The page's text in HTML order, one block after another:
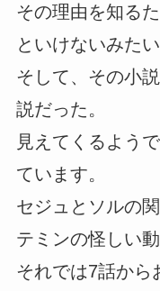
その理由を知る
といけないみたい
そして、その小
説だった。
見えてくるよう
ています。
セジュとソルの
テミンの怪しい
それでは7話から